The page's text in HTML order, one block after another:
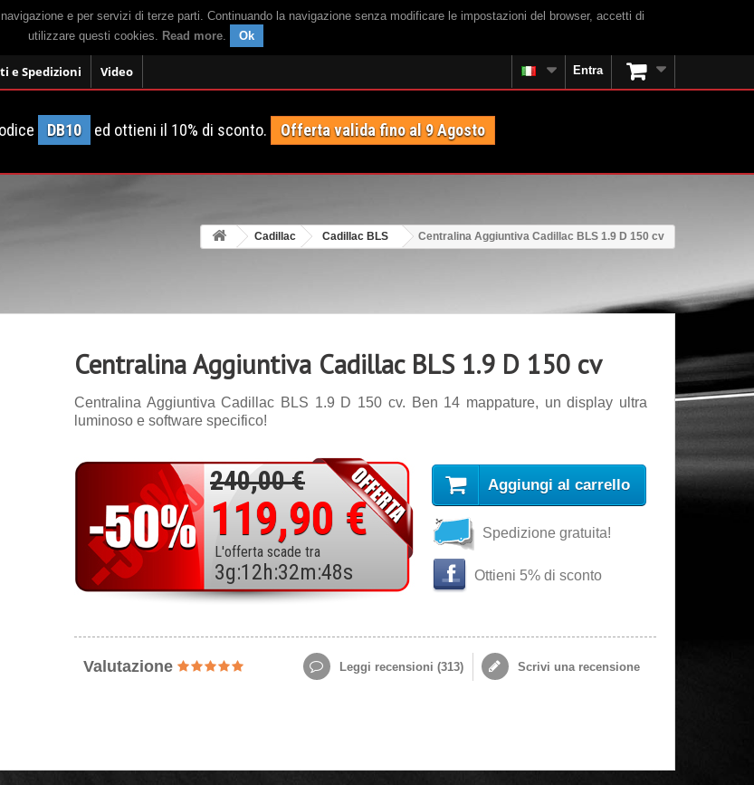
e per servizi di terze parti. Continuando la navigazione senza modificare le impostazioni del browser, accetti di
utilizzare questi cookies. Read more. Ok
e Spedizioni Video Entra
DB10 ed ottieni il 10% di sconto. Offerta valida fino al 9 Agosto
Cadillac Cadillac BLS Centralina Aggiuntiva Cadillac BLS 1.9 D 150 cv
Centralina Aggiuntiva Cadillac BLS 1.9 D 150 cv
Centralina Aggiuntiva Cadillac BLS 1.9 D 150 cv. Ben 14 mappature, un display ultra
luminoso e software specifico!
240,00 €
119,90 €
L'offerta scade tra
3g:12h:32m:46s
Aggiungi al carrello
Spedizione gratuita!
Ottieni 5% di sconto
Valutazione Leggi recensioni (313) Scrivi una recensione